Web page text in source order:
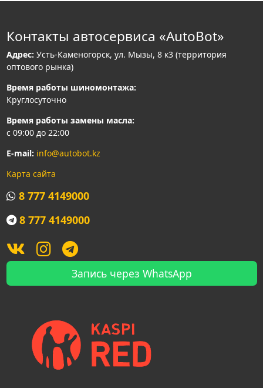
Контакты автосервиса «AutoBot»
Адрес: Усть-Каменогорск, ул. Мызы, 8 к3 (территория
оптового рынка)
Время работы шиномонтажа:
Круглосуточно
Время работы замены масла:
с 09:00 до 22:00
E-mail: info@autobot.kz
Карта сайта
8 777 4149000
8 777 4149000
Запись через WhatsApp